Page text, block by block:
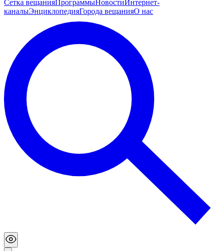
Сетка вещанияПрограммыНовостиИнтернет-
каналыЭнциклопедияГорода вещанияО нас